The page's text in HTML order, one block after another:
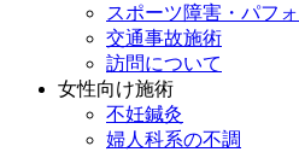
スポーツ障害・パフ
交通事故施術
訪問について
女性向け施術
不妊鍼灸
婦人科系の不調